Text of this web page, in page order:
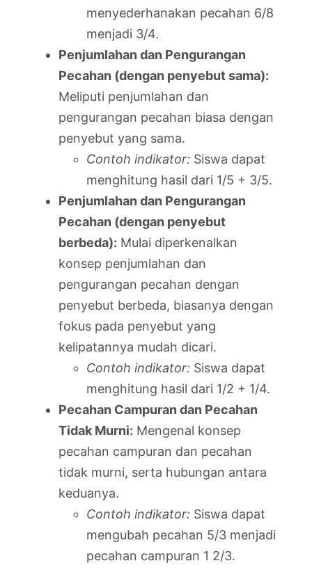
menyederhanakan pecahan 6/8
menjadi 3/4.
Penjumlahan dan Pengurangan
Pecahan (dengan penyebut sama):
Meliputi penjumlahan dan
pengurangan pecahan biasa dengan
penyebut yang sama.
Contoh indikator: Siswa dapat
menghitung hasil dari 1/5 + 3/5.
Penjumlahan dan Pengurangan
Pecahan (dengan penyebut
berbeda): Mulai diperkenalkan
konsep penjumlahan dan
pengurangan pecahan dengan
penyebut berbeda, biasanya dengan
fokus pada penyebut yang
kelipatannya mudah dicari.
Contoh indikator: Siswa dapat
menghitung hasil dari 1/2 + 1/4.
Pecahan Campuran dan Pecahan
Tidak Murni: Mengenal konsep
pecahan campuran dan pecahan
tidak murni, serta hubungan antara
keduanya.
Contoh indikator: Siswa dapat
mengubah pecahan 5/3 menjadi
pecahan campuran 1 2/3.